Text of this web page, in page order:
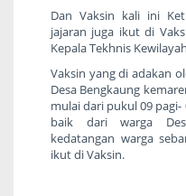
Dan Vaksin kali ini
jajaran juga ikut di
Kepala Tekhnis
Vaksin yang di adakan
Desa Bengkaung
mulai dari pukul 09
baik dari warga
kedatangan warga
ikut di Vaksin.